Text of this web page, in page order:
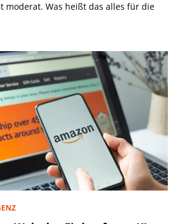
moderat. Was heißt das alles für die